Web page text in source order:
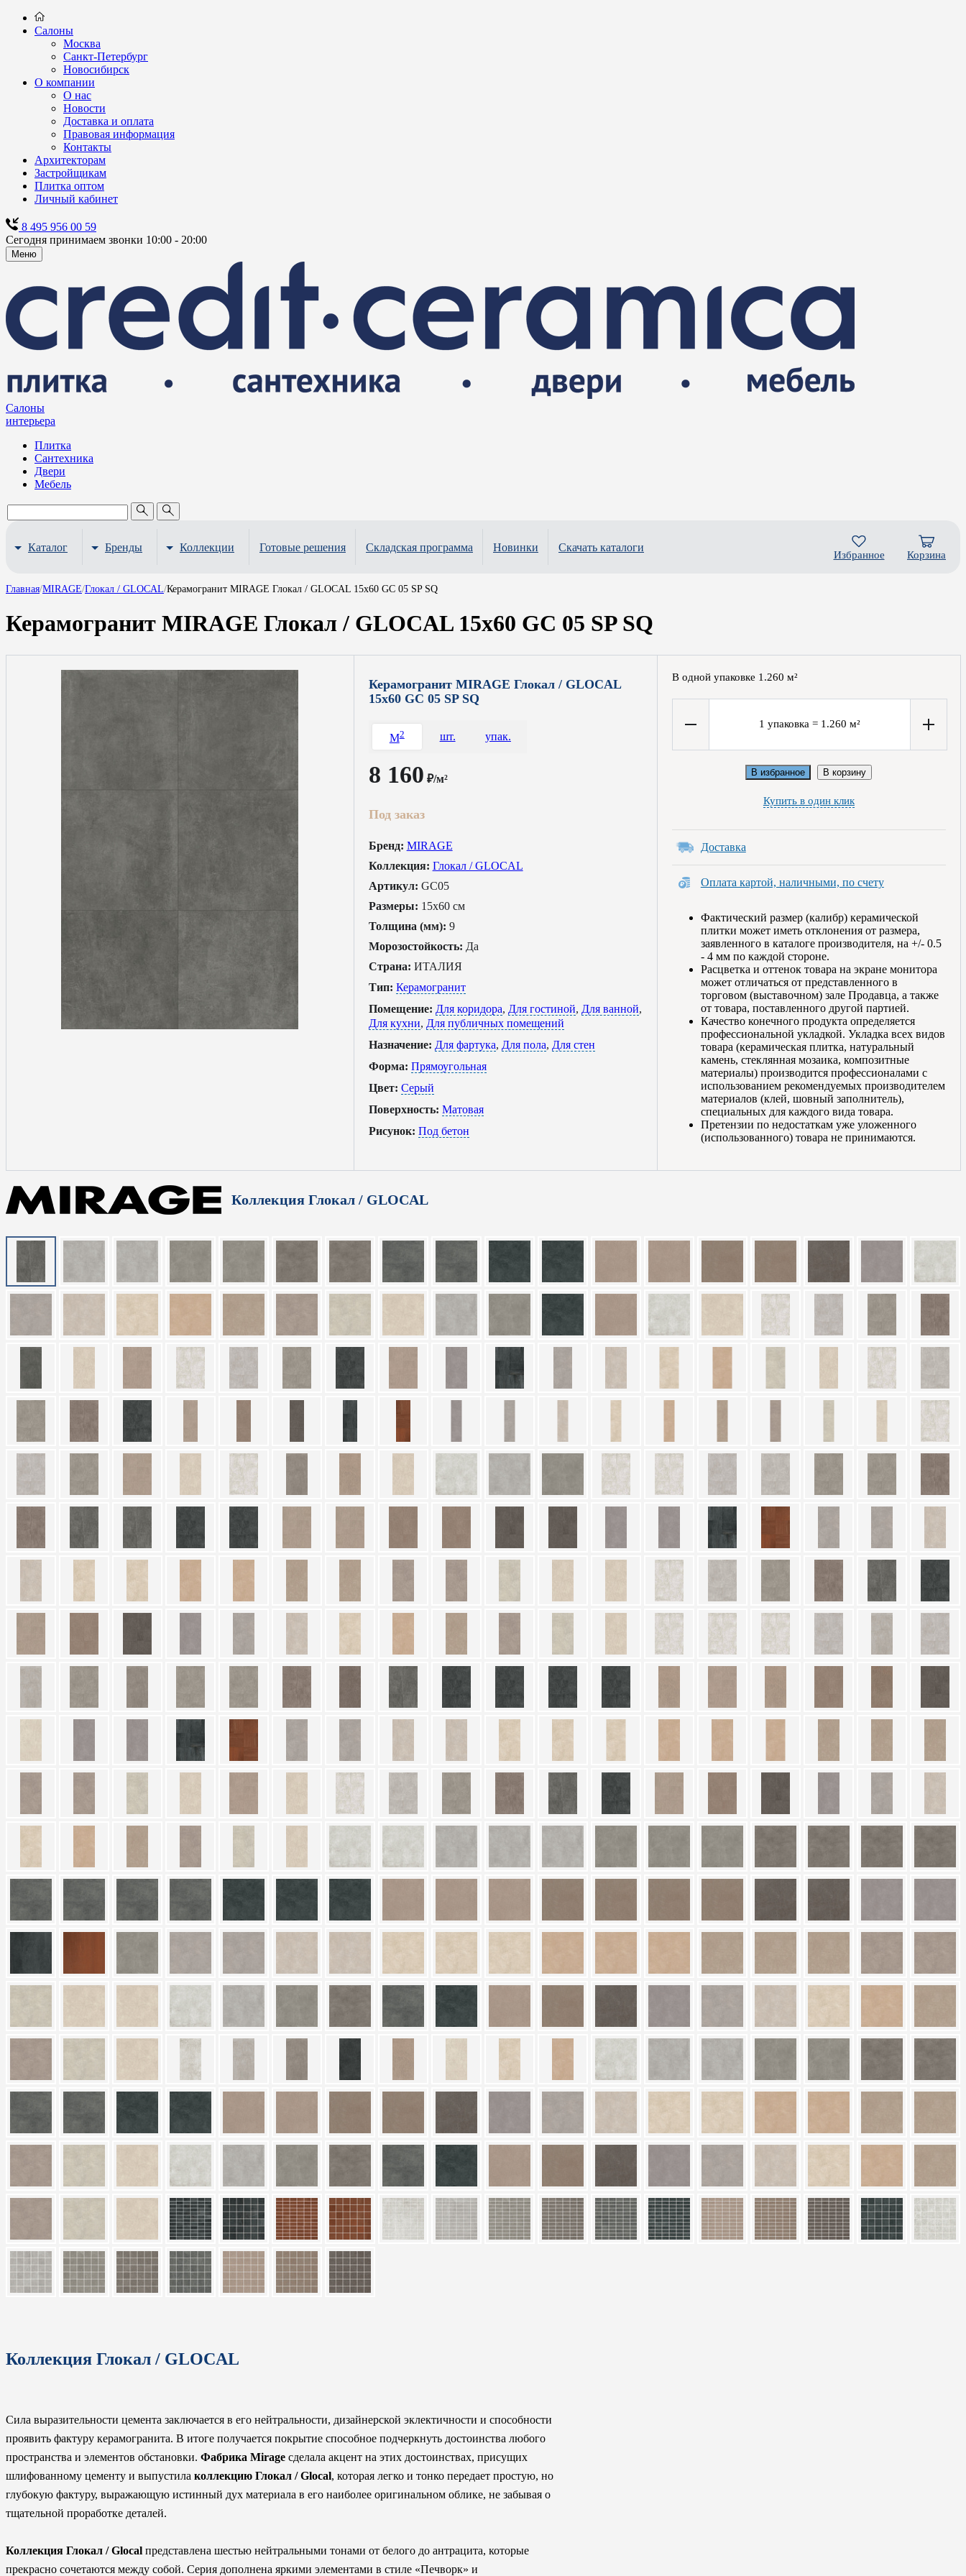
Салоны
Москва
Санкт-Петербург
Новосибирск
О компании
О нас
Новости
Доставка и оплата
Правовая информация
Контакты
Архитекторам
Застройщикам
Плитка оптом
Личный кабинет
8 495 956 00 59
Сегодня принимаем звонки 10:00 - 20:00
Меню
Салоны
интерьера
Плитка
Сантехника
Двери
Мебель
Каталог Бренды Коллекции Готовые решения Складская программа Новинки Скачать каталоги
Избранное Корзина
Главная/MIRAGE/Глокал / GLOCAL/Керамогранит MIRAGE Глокал / GLOCAL 15x60 GC 05 SP SQ
Керамогранит MIRAGE Глокал / GLOCAL 15x60 GC 05 SP SQ
Керамогранит MIRAGE Глокал / GLOCAL
15x60 GC 05 SP SQ
M2 шт. упак.
8 160 ₽/м²
Под заказ
Бренд: MIRAGE
Коллекция: Глокал / GLOCAL
Артикул: GC05
Размеры: 15x60 см
Толщина (мм): 9
Морозостойкость: Да
Страна: ИТАЛИЯ
Тип: Керамогранит
Помещение: Для коридора, Для гостиной, Для ванной,
Для кухни, Для публичных помещений
Назначение: Для фартука, Для пола, Для стен
Форма: Прямоугольная
Цвет: Серый
Поверхность: Матовая
Рисунок: Под бетон
В одной упаковке 1.260 м²
1 упаковка = 1.260 м²
В избранное В корзину
Купить в один клик
Доставка
Оплата картой, наличными, по счету
Фактический размер (калибр) керамической
плитки может иметь отклонения от размера,
заявленного в каталоге производителя, на +/- 0.5
- 4 мм по каждой стороне.
Расцветка и оттенок товара на экране монитора
может отличаться от представленного в
торговом (выставочном) зале Продавца, а также
от товара, поставленного другой партией.
Качество конечного продукта определяется
профессиональной укладкой. Укладка всех видов
товара (керамическая плитка, натуральный
камень, стеклянная мозаика, композитные
материалы) производится профессионалами с
использованием рекомендуемых производителем
материалов (клей, шовный заполнитель),
специальных для каждого вида товара.
Претензии по недостаткам уже уложенного
(использованного) товара не принимаются.
Коллекция Глокал / GLOCAL
Коллекция Глокал / GLOCAL
Сила выразительности цемента заключается в его нейтральности, дизайнерской эклектичности и способности
проявить фактуру керамогранита. В итоге получается покрытие способное подчеркнуть достоинства любого
пространства и элементов обстановки. Фабрика Mirage сделала акцент на этих достоинствах, присущих
шлифованному цементу и выпустила коллекцию Глокал / Glocal, которая легко и тонко передает простую, но
глубокую фактуру, выражающую истинный дух материала в его наиболее оригинальном облике, не забывая о
тщательной проработке деталей.
Коллекция Глокал / Glocal представлена шестью нейтральными тонами от белого до антрацита, которые
прекрасно сочетаются между собой. Серия дополнена яркими элементами в стиле «Печворк» и